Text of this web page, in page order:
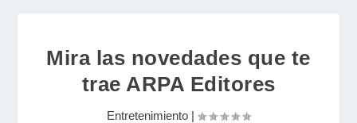
Mira las novedades que te
trae ARPA Editores
Entretenimiento |